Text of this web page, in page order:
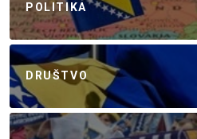
POLITIKA
DRUŠTVO